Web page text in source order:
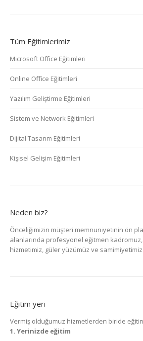
Tüm Eğitimlerimiz
Microsoft Office Eğitimleri
Online Office Eğitimleri
Yazılım Geliştirme Eğitimleri
Sistem ve Network Eğitimleri
Dijital Tasarım Eğitimleri
Kişisel Gelişim Eğitimleri
Neden biz?
Önceliğimizin müşteri memnuniyetinin ön
alanlarında profesyonel eğitmen
hizmetimiz, güler yüzümüz ve samimiyetimiz.
Eğitim yeri
Vermiş olduğumuz hizmetlerden biride
1. Yerinizde eğitim